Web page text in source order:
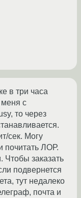
в три часа
с
то через
сек. Могу
почитать ЛОР.
Чтобы заказать
подвернется
тут недалеко
почта и